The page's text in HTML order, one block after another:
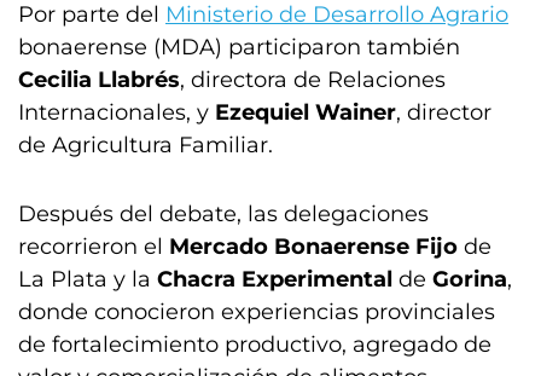
Por parte del Ministerio de Desarrollo Agrario
bonaerense (MDA) participaron también
Cecilia Llabrés, directora de Relaciones
Internacionales, y Ezequiel Wainer, director
de Agricultura Familiar.
Después del debate, las delegaciones
recorrieron el Mercado Bonaerense Fijo de
La Plata y la Chacra Experimental de Gorina,
donde conocieron experiencias provinciales
de fortalecimiento productivo, agregado de